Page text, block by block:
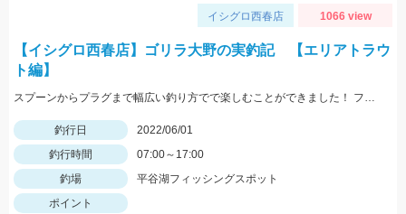
イシグロ西春店 1066 view
【イシグロ西春店】ゴリラ大野の実釣記 【エリアトラウ
ト編】
スプーンからプラグまで幅広い釣り方でで楽しむことができました！ ファミリーでも楽しめる管理釣り場にぜひ！
釣行日
2022/06/01
釣行時間
07:00～17:00
釣場
平谷湖フィッシングスポット
ポイント